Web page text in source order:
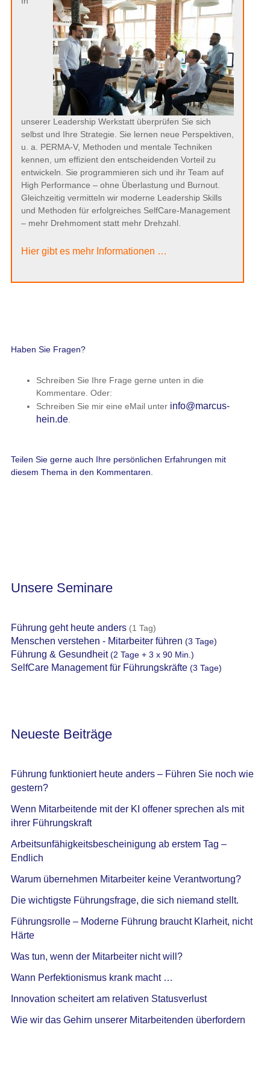
unserer Leadership Werkstatt überprüfen Sie sich
selbst und Ihre Strategie. Sie lernen neue Perspektiven,
u. a. PERMA-V, Methoden und mentale Techniken
kennen, um effizient den entscheidenden Vorteil zu
entwickeln. Sie programmieren sich und ihr Team auf
High Performance – ohne Überlastung und Burnout.
Gleichzeitig vermitteln wir moderne Leadership Skills
und Methoden für erfolgreiches SelfCare-Management
– mehr Drehmoment statt mehr Drehzahl.
Hier gibt es mehr Informationen …
Haben Sie Fragen?
Schreiben Sie Ihre Frage gerne unten in die
Kommentare. Oder:
Schreiben Sie mir eine eMail unter info@marcus-
hein.de.
Teilen Sie gerne auch Ihre persönlichen Erfahrungen mit
diesem Thema in den Kommentaren.
Unsere Seminare
Führung geht heute anders(1 Tag)
Menschen verstehen - Mitarbeiter führen (3 Tage)
Führung & Gesundheit(2 Tage + 3 x 90 Min.)
SelfCare Management für Führungskräfte(3 Tage)
Neueste Beiträge
Führung funktioniert heute anders – Führen Sie noch wie
gestern?
Wenn Mitarbeitende mit der KI offener sprechen als mit
ihrer Führungskraft
Arbeitsunfähigkeitsbescheinigung ab erstem Tag –
Endlich
Warum übernehmen Mitarbeiter keine Verantwortung?
Die wichtigste Führungsfrage, die sich niemand stellt.
Führungsrolle – Moderne Führung braucht Klarheit, nicht
Härte
Was tun, wenn der Mitarbeiter nicht will?
Wann Perfektionismus krank macht …
Innovation scheitert am relativen Statusverlust
Wie wir das Gehirn unserer Mitarbeitenden überfordern